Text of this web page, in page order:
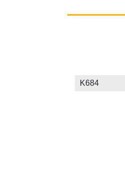
K684